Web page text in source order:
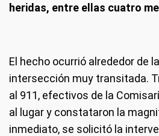
heridas, entre ellas cuatro
El hecho ocurrió alrededor de
intersección muy transitada.
al 911, efectivos de la
al lugar y constataron la
inmediato, se solicitó la